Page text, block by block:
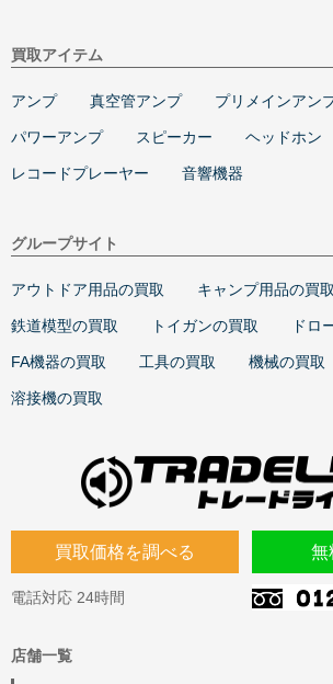
買取価格を調べる 無
電話対応 24時間
店舗一覧
買取アイテム
アンプ 真空管アンプ プリメインアン
パワーアンプ スピーカー ヘッドホン
レコードプレーヤー 音響機器
グループサイト
アウトドア用品の買取 キャンプ用品の買取
鉄道模型の買取 トイガンの買取 ドロ
FA機器の買取 工具の買取 機械の買取
溶接機の買取